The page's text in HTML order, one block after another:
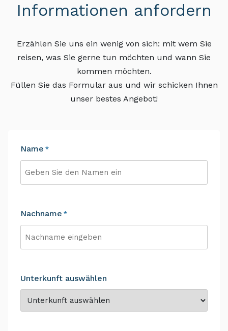
Informationen anfordern
Erzählen Sie uns ein wenig von sich: mit wem Sie
reisen, was Sie gerne tun möchten und wann Sie
kommen möchten.
Füllen Sie das Formular aus und wir schicken Ihnen
unser bestes Angebot!
Name *
Nachname *
Unterkunft auswählen